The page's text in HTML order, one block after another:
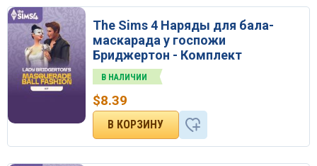
The Sims 4 Наряды для бала-
маскарада у госпожи
Бриджертон - Комплект
В НАЛИЧИИ
$8.39